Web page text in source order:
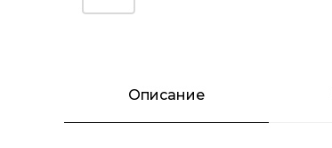
Описание